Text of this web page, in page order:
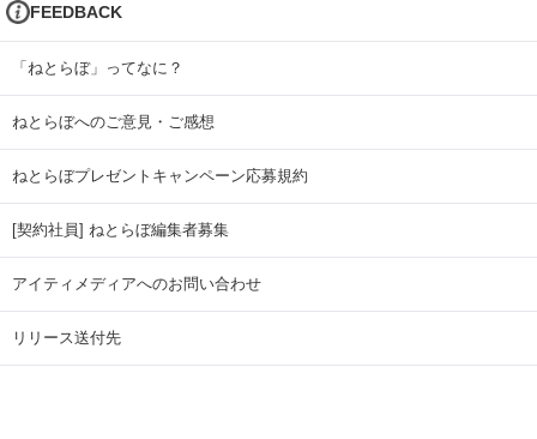
FEEDBACK
「ねとらぼ」ってなに？
ねとらぼへのご意見・ご感想
ねとらぼプレゼントキャンペーン応募規約
[契約社員] ねとらぼ編集者募集
アイティメディアへのお問い合わせ
リリース送付先